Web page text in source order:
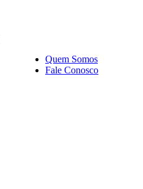
Quem Somos
Fale Conosco